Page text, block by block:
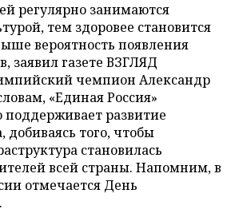
регулярно занимаются
тем здоровее становится
вероятность появления
заявил газете ВЗГЛЯД
чемпион Александр
«Единая Россия»
поддерживает развитие
добиваясь того, чтобы
становилась
всей страны. Напомним, в
отмечается День